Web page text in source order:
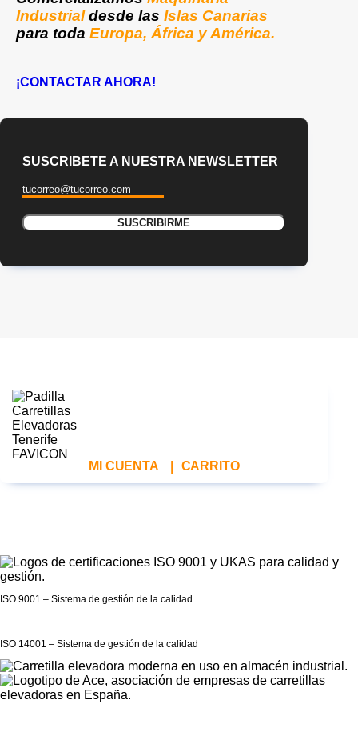
Industrialdesde las Islas Canarias
para toda Europa, África y América.
¡CONTACTAR AHORA!
SUSCRIBETE A NUESTRA NEWSLETTER
MI CUENTA CARRITO
ISO 9001 – Sistema de gestión de la calidad
ISO 14001 – Sistema de gestión de la calidad